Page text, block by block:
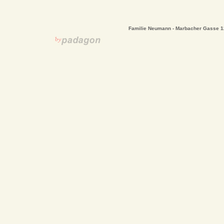
Familie Neumann - Marbacher Gasse